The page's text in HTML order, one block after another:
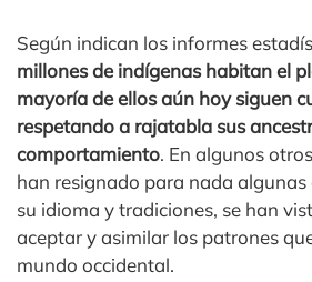
Según indican los informes
millones de indígenas habitan el
mayoría de ellos aún hoy siguen
respetando a rajatabla sus
comportamiento. En algunos
han resignado para nada algunas
su idioma y tradiciones, se han
aceptar y asimilar los patrones
mundo occidental.